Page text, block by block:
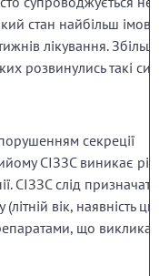
стан найбільш
лікування.
розвинулись такі
секреції
СІЗЗС виникає
СІЗЗС слід
вік, наявність
що